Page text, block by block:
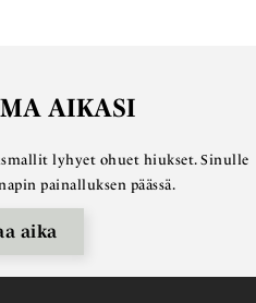
AIKASI
lyhyet ohuet hiukset. Sinulle
painalluksen päässä.
aika